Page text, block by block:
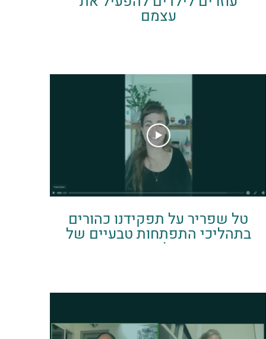
עצמם
טל שפריר על תפקידנו כהורים
בתהליכי התפתחות טבעיים של
ילדינו